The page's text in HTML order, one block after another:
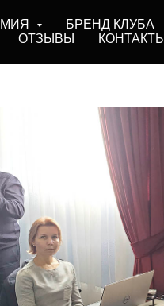
БРЕНД КЛУБА
ОТЗЫВЫ КОНТАКТЫ